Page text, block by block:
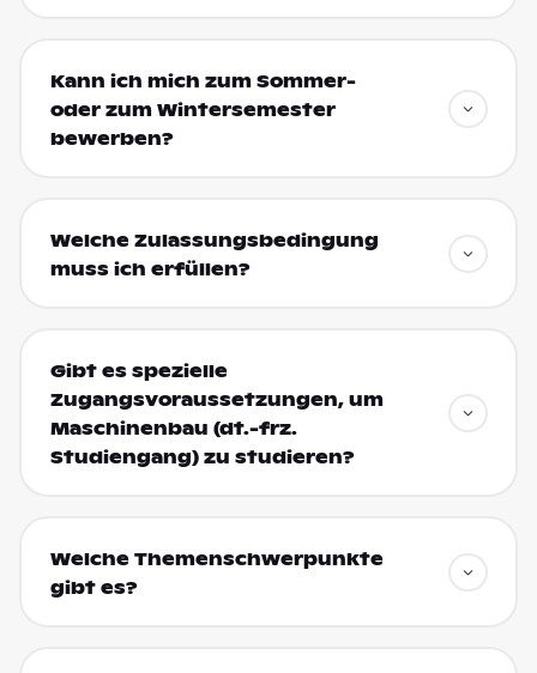
Kann ich mich zum Sommer-
oder zum Wintersemester
bewerben?
Welche Zulassungsbedingung
muss ich erfüllen?
Gibt es spezielle
Zugangsvoraussetzungen, um
Maschinenbau (dt.-frz.
Studiengang) zu studieren?
Welche Themenschwerpunkte
gibt es?